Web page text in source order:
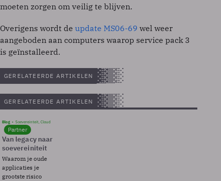
moeten zorgen om veilig te blijven.
Overigens wordt de update MS06-69 wel weer
aangeboden aan computers waarop service pack 3
is geïnstalleerd.
GERELATEERDE ARTIKELEN
GERELATEERDE ARTIKELEN
Blog Soevereinteit, Cloud
Partner
Van legacy naar
soevereiniteit
Waarom je oude
applicaties je
grootste risico